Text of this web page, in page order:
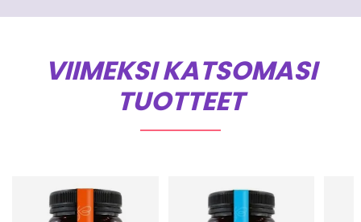
VIIMEKSI KATSOMASI
TUOTTEET